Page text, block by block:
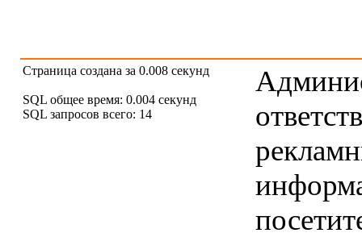
Страница создана за 0.008 секунд
SQL общее время: 0.004 секунд
SQL запросов всего: 14